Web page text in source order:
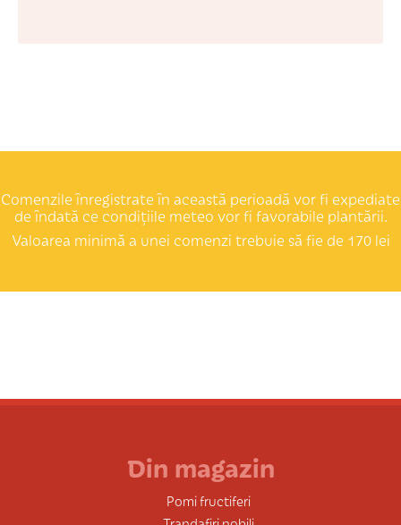
Comenzile înregistrate în această perioadă vor fi expediate
de îndată ce condițiile meteo vor fi favorabile plantării.
Valoarea minimă a unei comenzi trebuie să fie de 170 lei
Din magazin
Pomi fructiferi